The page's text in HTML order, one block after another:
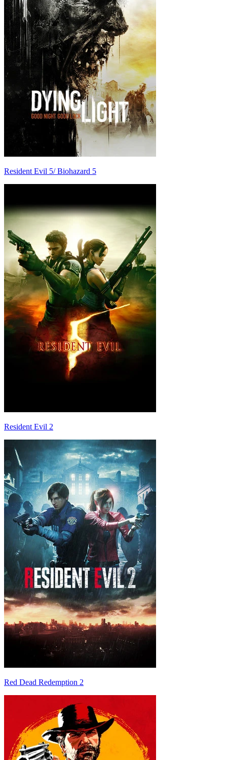
Resident Evil 5/ Biohazard 5
Resident Evil 2
Red Dead Redemption 2